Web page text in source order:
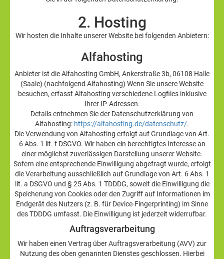
2. Hosting
Wir hosten die Inhalte unserer Website bei folgenden Anbietern:
Alfahosting
Anbieter ist die Alfahosting GmbH, Ankerstraße 3b, 06108 Halle
(Saale) (nachfolgend Alfahosting) Wenn Sie unsere Website
besuchen, erfasst Alfahosting verschiedene Logfiles inklusive
Ihrer IP-Adressen.
Details entnehmen Sie der Datenschutzerklärung von
Alfahosting: https://alfahosting.de/datenschutz/.
Die Verwendung von Alfahosting erfolgt auf Grundlage von Art.
6 Abs. 1 lit. f DSGVO. Wir haben ein berechtigtes Interesse an
einer möglichst zuverlässigen Darstellung unserer Website.
Sofern eine entsprechende Einwilligung abgefragt wurde, erfolgt
die Verarbeitung ausschließlich auf Grundlage von Art. 6 Abs. 1
lit. a DSGVO und § 25 Abs. 1 TDDDG, soweit die Einwilligung die
Speicherung von Cookies oder den Zugriff auf Informationen im
Endgerät des Nutzers (z. B. für Device-Fingerprinting) im Sinne
des TDDDG umfasst. Die Einwilligung ist jederzeit widerrufbar.
Auftragsverarbeitung
Wir haben einen Vertrag über Auftragsverarbeitung (AVV) zur
Nutzung des oben genannten Dienstes geschlossen. Hierbei